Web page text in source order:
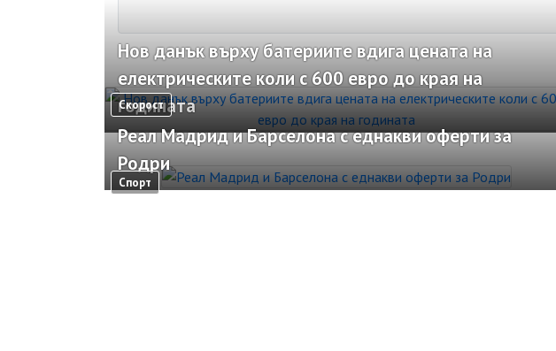
Скорост
Нов данък върху батериите вдига цената на
електрическите коли с 600 евро до края на
годината
Спорт
Реал Мадрид и Барселона с еднакви оферти за
Родри